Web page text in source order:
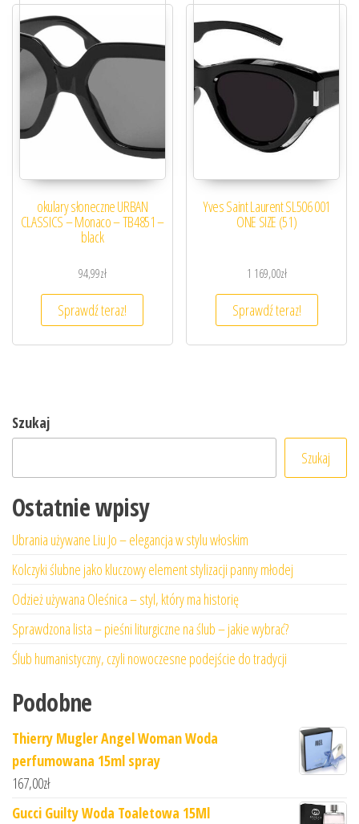
okulary słoneczne URBAN
CLASSICS – Monaco – TB4851 –
black
94,99zł
Sprawdź teraz!
Yves Saint Laurent SL506 001
ONE SIZE (51)
1 169,00zł
Sprawdź teraz!
Szukaj
Szukaj
Ostatnie wpisy
Ubrania używane Liu Jo – elegancja w stylu włoskim
Kolczyki ślubne jako kluczowy element stylizacji panny młodej
Odzież używana Oleśnica – styl, który ma historię
Sprawdzona lista – pieśni liturgiczne na ślub – jakie wybrać?
Ślub humanistyczny, czyli nowoczesne podejście do tradycji
Podobne
Thierry Mugler Angel Woman Woda
perfumowana 15ml spray
167,00zł
Gucci Guilty Woda Toaletowa 15Ml